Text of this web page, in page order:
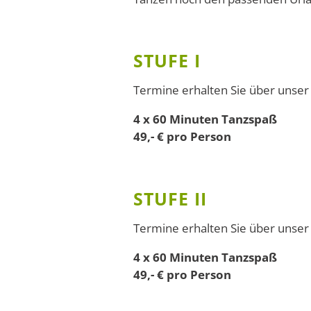
STUFE I
Termine erhalten Sie über unser
4 x 60 Minuten Tanzspaß
49,- € pro Person
STUFE II
Termine erhalten Sie über unser
4 x 60 Minuten Tanzspaß
49,- € pro Person